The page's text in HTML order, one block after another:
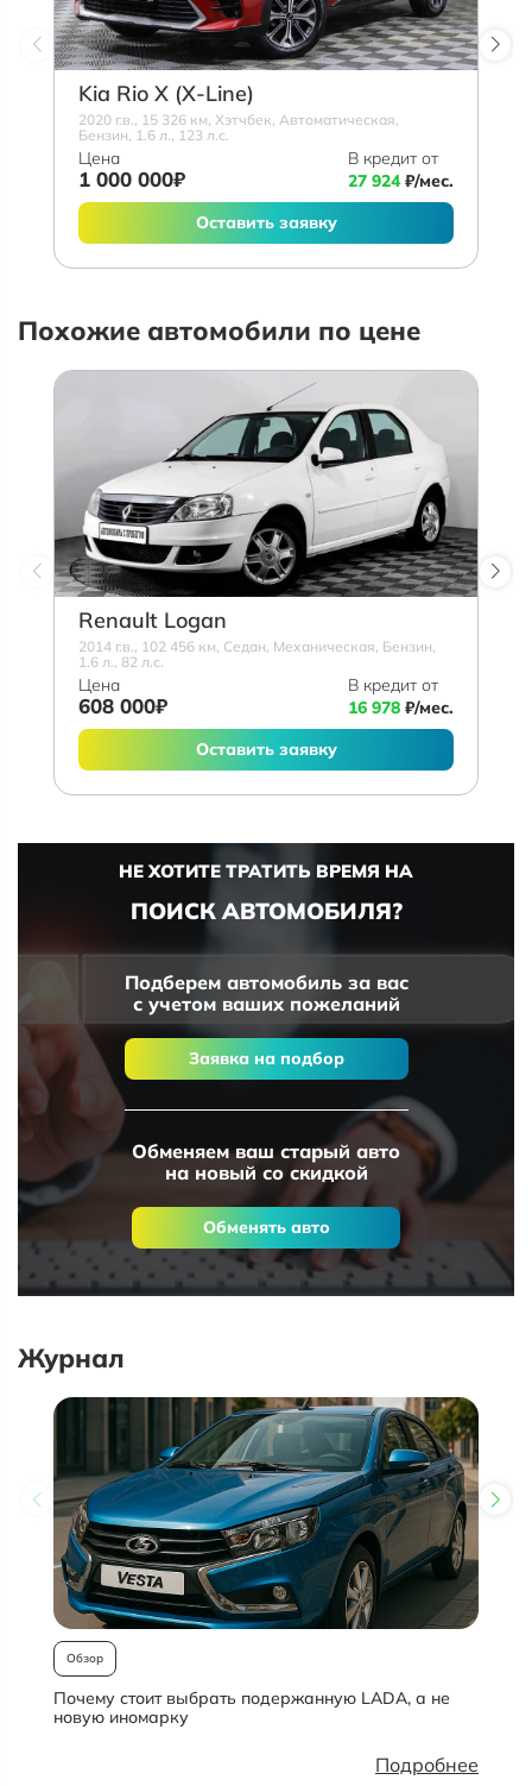
Kia Rio X (X-Line)
2020 г.в., 15 326 км, Хэтчбек, Автоматическая,
Бензин, 1.6 л., 123 л.с.
Цена
1 000 000₽
В кредит от
27 924₽/мес.
Оставить заявку
Похожие автомобили по цене
Renault Logan
2014 г.в., 102 456 км, Седан, Механическая, Бензин,
1.6 л., 82 л.с.
Цена
608 000₽
В кредит от
16 978 ₽/мес.
Оставить заявку
НЕ ХОТИТЕ ТРАТИТЬ ВРЕМЯ НА
ПОИСК АВТОМОБИЛЯ?
Подберем автомобиль за вас
с учетом ваших пожеланий
Заявка на подбор
Обменяем ваш старый авто
на новый со скидкой
Обменять авто
Журнал
Обзор
Почему стоит выбрать подержанную LADA, а не
новую иномарку
Подробнее